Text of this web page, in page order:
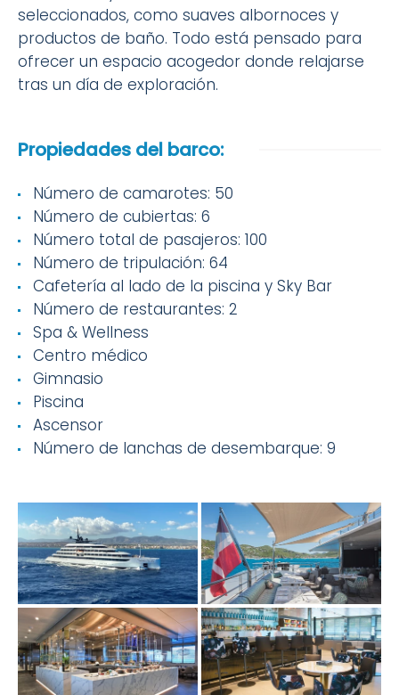
seleccionados, como suaves albornoces y
productos de baño. Todo está pensado para
ofrecer un espacio acogedor donde relajarse
tras un día de exploración.
Propiedades del barco:
Número de camarotes: 50
Número de cubiertas: 6
Número total de pasajeros: 100
Número de tripulación: 64
Cafetería al lado de la piscina y Sky Bar
Número de restaurantes: 2
Spa & Wellness
Centro médico
Gimnasio
Piscina
Ascensor
Número de lanchas de desembarque: 9